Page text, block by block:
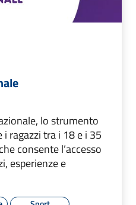
lo strumento
i ragazzi tra i 18 e i 35
consente l’accesso
esperienze e